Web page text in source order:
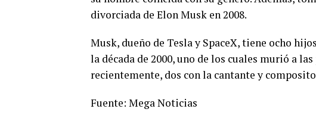
divorciada de Elon Musk en 2008.
Musk, dueño de Tesla y SpaceX, tiene ocho
la década de 2000, uno de los cuales murió a
recientemente, dos con la cantante y
Fuente: Mega Noticias